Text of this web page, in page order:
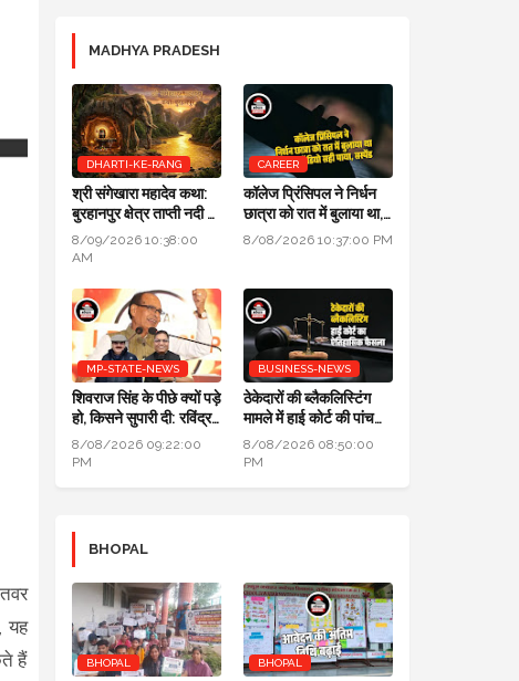
यह
हैं
MADHYA PRADESH
DHARTI-KE-RANG
श्री संगेखारा महादेव कथा:
बुरहानपुर क्षेत्र ताप्ती नदी में
स्थित 900 वर्ष प्राचीन
दिव्य अखंड शिवलिंग
8/09/2026 10:38:00
AM
CAREER
कॉलेज प्रिंसिपल ने निर्धन
छात्रा को रात में बुलाया था,
जांच में ऑडियो सही पाया,
8/08/2026 10:37:00 PM
MP-STATE-NEWS
शिवराज सिंह के पीछे क्यों पड़े
हो, किसने सुपारी दी: रविंद्र
जैन का सवाल, आजाद सिंह
का जवाब
8/08/2026 09:22:00
PM
BUSINESS-NEWS
ठेकेदारों की ब्लैकलिस्टिंग
मामले में हाई कोर्ट की पांच
न्यायाधीशों की पूर्ण पीठ का
ऐतिहासिक फैसला
8/08/2026 08:50:00
PM
BHOPAL
BHOPAL BHOPAL